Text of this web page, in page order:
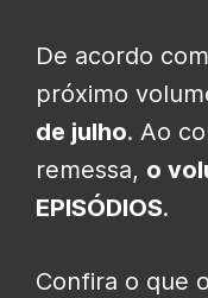
De acordo
próximo
de julho. Ao
remessa, o
EPISÓDIOS.
Confira o que